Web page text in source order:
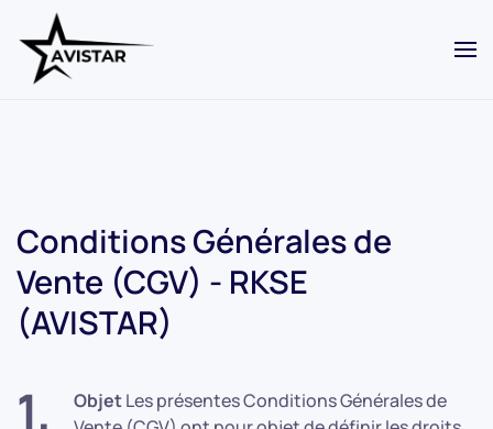
Skip to main content
Conditions Générales de
Vente (CGV) - RKSE
(AVISTAR)
1. ObjetLes présentes Conditions Générales de